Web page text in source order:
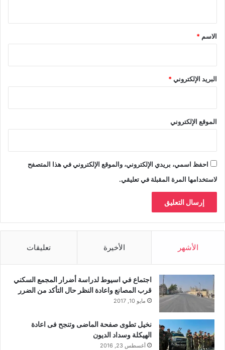
*
الاسم *
البريد الإلكتروني*
الموقع الإلكتروني
احفظ اسمي، بريدي الإلكتروني، والموقع الإلكتروني في هذا المتصفح
لاستخدامها المرة المقبلة في تعليقي.
الأشهر الأخيرة تعليقات
اجتماع في اسيوط لدراسة أضرار المجمع السكني
قرب المصانع واعادة النظر حال التأكد من الضرر
مايو 10, 2017
نخيل تطوى صفحة الماضى وتنجح فى اعادة
الهيكلة وسداد الديون
أغسطس 23, 2016